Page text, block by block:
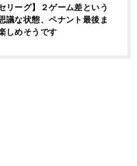
セリーグ】２ゲーム差という
議な状態、ペナント最後ま
しめそうです